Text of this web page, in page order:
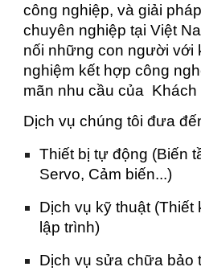
công nghiệp, và giải
chuyên nghiệp tại Việt
nối những con người với
nghiệm kết hợp công
mãn nhu cầu của Khách
Dịch vụ chúng tôi đưa
Thiết bị tự động (Biến
Servo, Cảm biến...)
Dịch vụ kỹ thuật (Thiết
lập trình)
Dịch vụ sửa chữa bảo